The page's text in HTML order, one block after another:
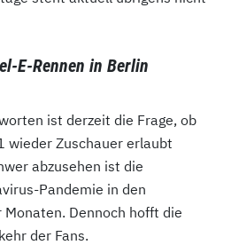
E-Rennen in Berlin
ist derzeit die Frage, ob
wieder Zuschauer erlaubt
abzusehen ist die
Pandemie in den
Dennoch hofft die
der Fans.